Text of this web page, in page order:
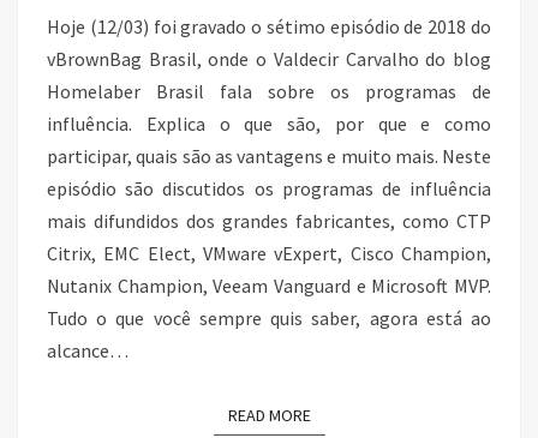
INFLUÊNCIA
Hoje (12/03) foi gravado o sétimo episódio de 2018 do
vBrownBag Brasil, onde o Valdecir Carvalho do blog
Homelaber Brasil fala sobre os programas de
influência. Explica o que são, por que e como
participar, quais são as vantagens e muito mais. Neste
episódio são discutidos os programas de influência
mais difundidos dos grandes fabricantes, como CTP
Citrix, EMC Elect, VMware vExpert, Cisco Champion,
Nutanix Champion, Veeam Vanguard e Microsoft MVP.
Tudo o que você sempre quis saber, agora está ao
alcance…
READ MOREREAD MORE